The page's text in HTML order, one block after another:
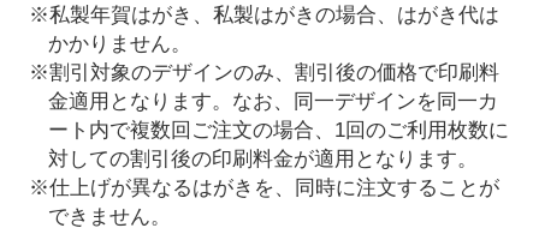
※私製年賀はがき、私製はがきの場合、はがき代は
かかりません。
※割引対象のデザインのみ、割引後の価格で印刷料
金適用となります。なお、同一デザインを同一カ
ート内で複数回ご注文の場合、1回のご利用枚数に
対しての割引後の印刷料金が適用となります。
※仕上げが異なるはがきを、同時に注文することが
できません。